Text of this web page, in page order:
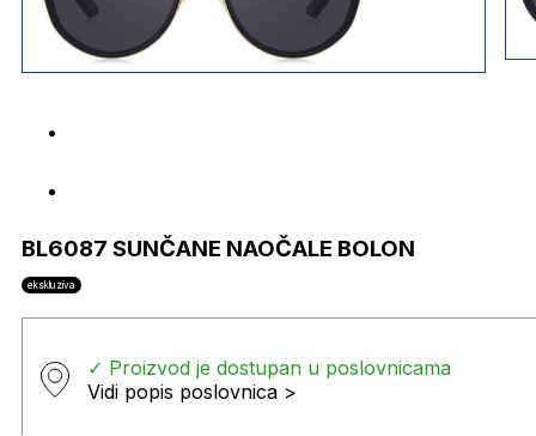
BL6087 SUNČANE NAOČALE BOLON
ekskluziva
✓ Proizvod je dostupan u poslovnicama
Vidi popis poslovnica >